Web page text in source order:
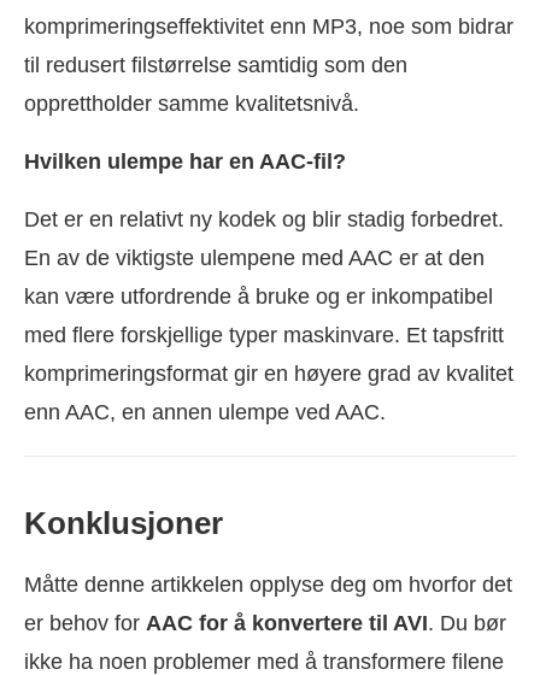
komprimeringseffektivitet enn MP3, noe som bidrar
til redusert filstørrelse samtidig som den
opprettholder samme kvalitetsnivå.
Hvilken ulempe har en AAC-fil?
Det er en relativt ny kodek og blir stadig forbedret.
En av de viktigste ulempene med AAC er at den
kan være utfordrende å bruke og er inkompatibel
med flere forskjellige typer maskinvare. Et tapsfritt
komprimeringsformat gir en høyere grad av kvalitet
enn AAC, en annen ulempe ved AAC.
Konklusjoner
Måtte denne artikkelen opplyse deg om hvorfor det
er behov for AAC for å konvertere til AVI. Du bør
ikke ha noen problemer med å transformere filene